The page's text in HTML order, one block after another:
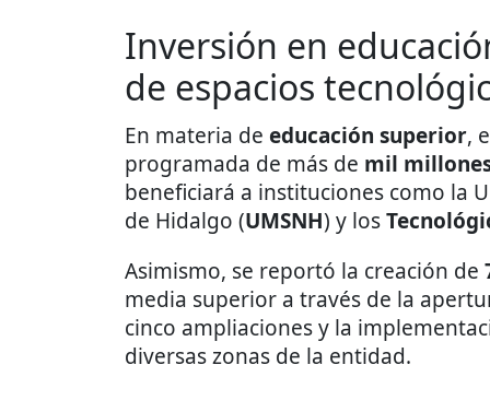
Inversión en
de espacios
En materia de educación superior,
programada de más de mil
beneficiará a instituciones como la
de Hidalgo (UMSNH) y los
Asimismo, se reportó la creación de
media superior a través de la
cinco ampliaciones y la
diversas zonas de la entidad.